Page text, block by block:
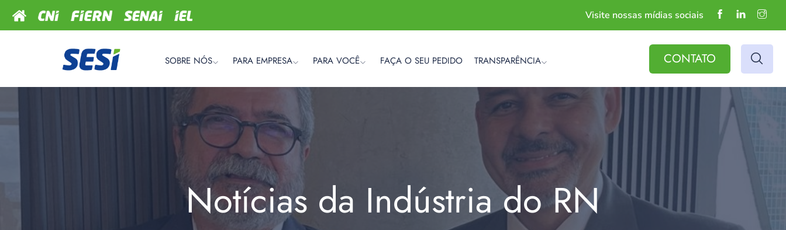
Visite nossas mídias sociais
SOBRE NÓS PARA EMPRESA PARA VOCÊ FAÇA O SEU PEDIDO TRANSPARÊNCIA CONTATO
Notícias da Indústria do RN